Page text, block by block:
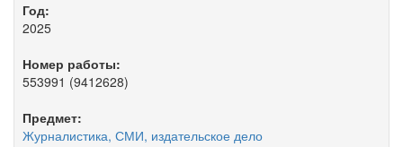
Год:
2025
Номер работы:
553991 (9412628)
Предмет:
Журналистика, СМИ, издательское дело